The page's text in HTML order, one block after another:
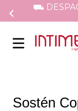
⛟
Sostén